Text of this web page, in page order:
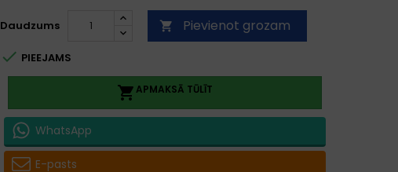
Daudzums  Pievienot grozam
 PIEEJAMS
APMAKSĀ TŪLĪT
WhatsApp
E-pasts